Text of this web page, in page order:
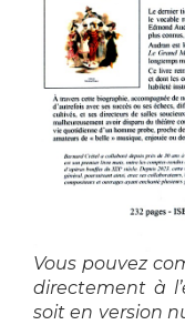
Vous pouvez
directement à
soit en version